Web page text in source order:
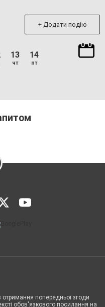
+ Додати подію
13
чт
14
пт
отримання попередньої згоди
обов'язкового посилання на